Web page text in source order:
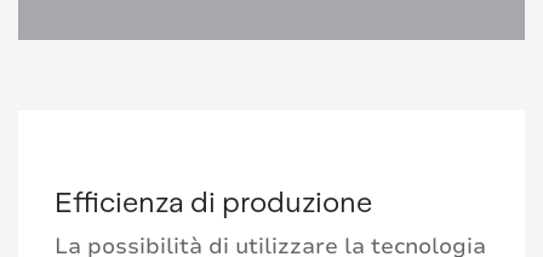
Efficienza di produzione
La possibilità di utilizzare la tecnologia